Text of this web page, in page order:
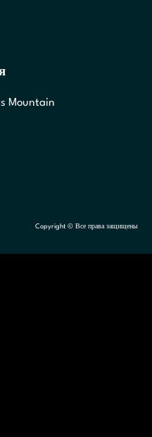
Mountain
Copyright © Все права защищены